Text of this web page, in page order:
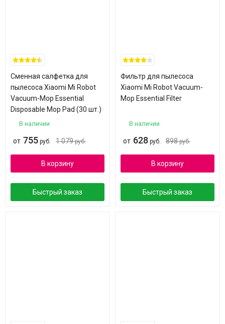
Сменная салфетка для
пылесоса Xiaomi Mi Robot
Vacuum-Mop Essential
Disposable Mop Pad (30 шт.)
В наличии
от 755 руб. 1 079 руб.
В корзину
Быстрый заказ
Фильтр для пылесоса
Xiaomi Mi Robot Vacuum-
Mop Essential Filter
В наличии
от 628 руб. 898 руб.
В корзину
Быстрый заказ